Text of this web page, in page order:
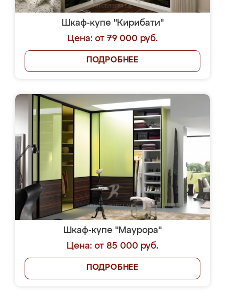
Шкаф-купе "Кирибати"
Цена: от 79 000 руб.
ПОДРОБНЕЕ
Шкаф-купе "Маурора"
Цена: от 85 000 руб.
ПОДРОБНЕЕ